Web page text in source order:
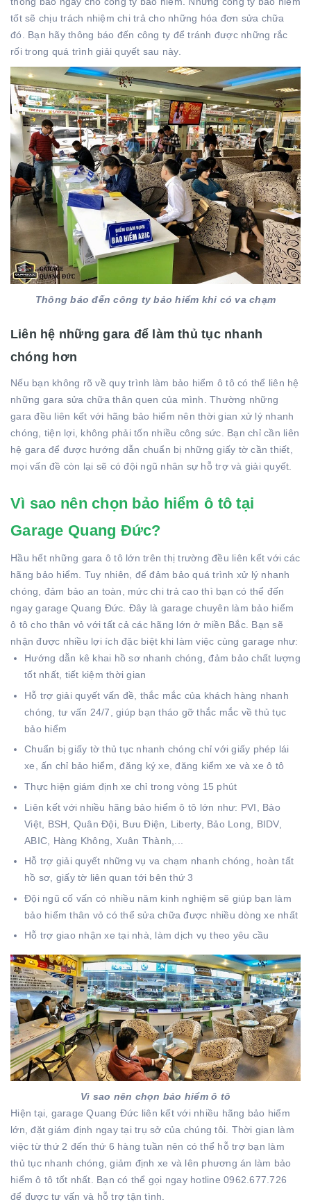
tốt sẽ chịu trách nhiệm chi trả cho những hóa đơn sửa chữa
đó. Bạn hãy thông báo đến công ty để tránh được những rắc
rối trong quá trình giải quyết sau này.
Thông báo đến công ty bảo hiểm khi có va chạm
Liên hệ những gara để làm thủ tục nhanh
chóng hơn
Nếu bạn không rõ về quy trình làm bảo hiểm ô tô có thể liên hệ
những gara sửa chữa thân quen của mình. Thường những
gara đều liên kết với hãng bảo hiểm nên thời gian xử lý nhanh
chóng, tiện lợi, không phải tốn nhiều công sức. Bạn chỉ cần liên
hệ gara để được hướng dẫn chuẩn bị những giấy tờ cần thiết,
mọi vấn đề còn lại sẽ có đội ngũ nhân sự hỗ trợ và giải quyết.
Vì sao nên chọn bảo hiểm ô tô tại
Garage Quang Đức?
Hầu hết những gara ô tô lớn trên thị trường đều liên kết với các
hãng bảo hiểm. Tuy nhiên, để đảm bảo quá trình xử lý nhanh
chóng, đảm bảo an toàn, mức chi trả cao thì bạn có thể đến
ngay garage Quang Đức. Đây là garage chuyên làm bảo hiểm
ô tô cho thân vỏ với tất cả các hãng lớn ở miền Bắc. Bạn sẽ
nhận được nhiều lợi ích đặc biệt khi làm việc cùng garage như:
Hướng dẫn kê khai hồ sơ nhanh chóng, đảm bảo chất lượng
tốt nhất, tiết kiệm thời gian
Hỗ trợ giải quyết vấn đề, thắc mắc của khách hàng nhanh
chóng, tư vấn 24/7, giúp bạn tháo gỡ thắc mắc về thủ tục
bảo hiểm
Chuẩn bị giấy tờ thủ tục nhanh chóng chỉ với giấy phép lái
xe, ấn chỉ bảo hiểm, đăng ký xe, đăng kiểm xe và xe ô tô
Thực hiện giám định xe chỉ trong vòng 15 phút
Liên kết với nhiều hãng bảo hiểm ô tô lớn như: PVI, Bảo
Việt, BSH, Quân Đội, Bưu Điện, Liberty, Bảo Long, BIDV,
ABIC, Hàng Không, Xuân Thành,...
Hỗ trợ giải quyết những vụ va chạm nhanh chóng, hoàn tất
hồ sơ, giấy tờ liên quan tới bên thứ 3
Đội ngũ cố vấn có nhiều năm kinh nghiệm sẽ giúp bạn làm
bảo hiểm thân vỏ có thể sửa chữa được nhiều dòng xe nhất
Hỗ trợ giao nhận xe tại nhà, làm dịch vụ theo yêu cầu
Vì sao nên chọn bảo hiểm ô tô
Hiện tại, garage Quang Đức liên kết với nhiều hãng bảo hiểm
lớn, đặt giám định ngay tại trụ sở của chúng tôi. Thời gian làm
việc từ thứ 2 đến thứ 6 hàng tuần nên có thể hỗ trợ bạn làm
thủ tục nhanh chóng, giảm định xe và lên phương án làm bảo
hiểm ô tô tốt nhất. Bạn có thể gọi ngay hotline 0962.677.726
để được tư vấn và hỗ trợ tận tình.